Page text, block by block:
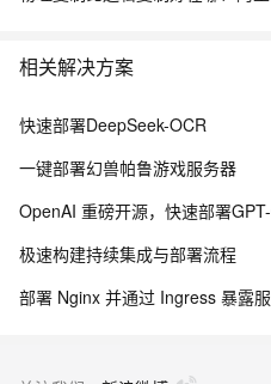
相关解决方案
快速部署DeepSeek-OCR
一键部署幻兽帕鲁游戏服务器
OpenAI 重磅开源，快速部署
极速构建持续集成与部署流程
部署 Nginx 并通过 Ingress 暴露